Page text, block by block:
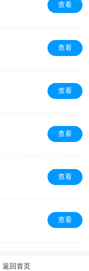
查看
查看
查看
查看
查看
查看
返回首页